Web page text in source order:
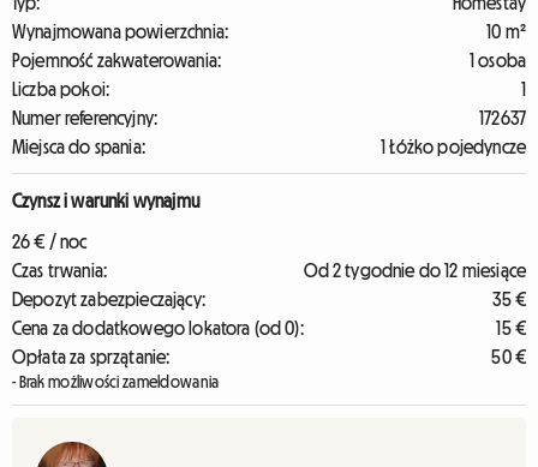
Wynajmowana powierzchnia:
10 m²
Pojemność zakwaterowania:
1 osoba
Liczba pokoi:
1
Numer referencyjny:
172637
Miejsca do spania:
1 Łóżko pojedyncze
Czynsz i warunki wynajmu
26 € / noc
Czas trwania:
Od 2 tygodnie do 12 miesiące
Depozyt zabezpieczający:
35 €
Cena za dodatkowego lokatora (od 0):
15 €
Opłata za sprzątanie:
50 €
- Brak możliwości zameldowania